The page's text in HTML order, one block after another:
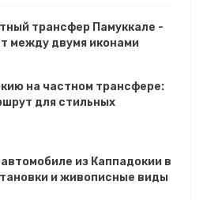
трансфер Памуккале -
между двумя иконами
на частном трансфере:
для стильных
из Каппадокии в
и живописные виды